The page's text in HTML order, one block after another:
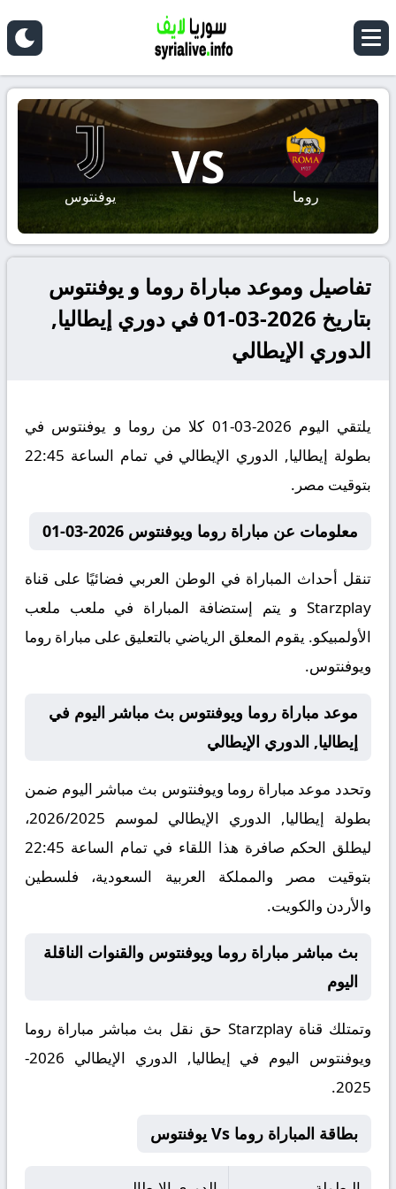
روما
VS
يوفنتوس
تفاصيل وموعد مباراة روما و يوفنتوس
بتاريخ 2026-03-01 في دوري إيطاليا,
الدوري الإيطالي
يلتقي اليوم 2026-03-01 كلا من روما و يوفنتوس في
بطولة إيطاليا, الدوري الإيطالي في تمام الساعة 22:45
بتوقيت مصر.
معلومات عن مباراة روما ويوفنتوس 2026-03-01
تنقل أحداث المباراة في الوطن العربي فضائيًا على قناة
Starzplay و يتم إستضافة المباراة في ملعب ملعب
الأولمبيكو. يقوم المعلق الرياضي بالتعليق على مباراة روما
ويوفنتوس.
موعد مباراة روما ويوفنتوس بث مباشر اليوم في
إيطاليا, الدوري الإيطالي
وتحدد موعد مباراة روما ويوفنتوس بث مباشر اليوم ضمن
بطولة إيطاليا, الدوري الإيطالي لموسم 2026/2025،
ليطلق الحكم صافرة هذا اللقاء في تمام الساعة 22:45
بتوقيت مصر والمملكة العربية السعودية، فلسطين
والأردن والكويت.
بث مباشر مباراة روما ويوفنتوس والقنوات الناقلة
اليوم
وتمتلك قناة Starzplay حق نقل بث مباشر مباراة روما
ويوفنتوس اليوم في إيطاليا, الدوري الإيطالي 2026-
2025.
بطاقة المباراة روما Vs يوفنتوس